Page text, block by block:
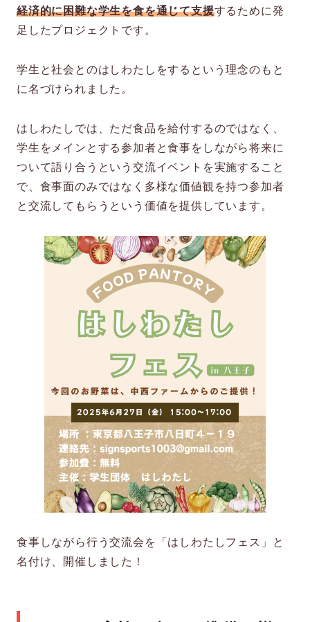
経済的に困難な学生を食を通じて支援するために発
足したプロジェクトです。
学生と社会とのはしわたしをするという理念のもと
に名づけられました。
はしわたしでは、ただ食品を給付するのではなく、
学生をメインとする参加者と食事をしながら将来に
ついて語り合うという交流イベントを実施すること
で、食事面のみではなく多様な価値観を持つ参加者
と交流してもらうという価値を提供しています。
食事しながら行う交流会を「はしわたしフェス」と
名付け、開催しました！